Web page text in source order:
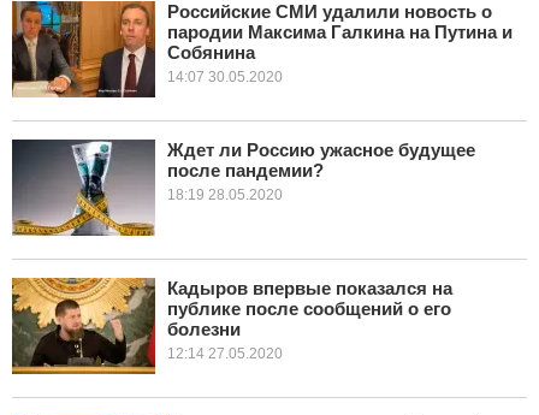
Российские СМИ удалили новость о
пародии Максима Галкина на Путина и
Собянина
14:07 30.05.2020
Ждет ли Россию ужасное будущее
после пандемии?
18:19 28.05.2020
Кадыров впервые показался на
публике после сообщений о его
болезни
12:14 27.05.2020